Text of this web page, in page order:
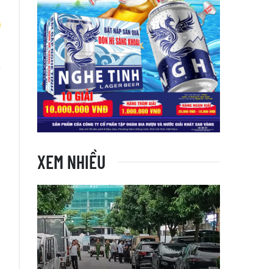
XEM NHIỀU